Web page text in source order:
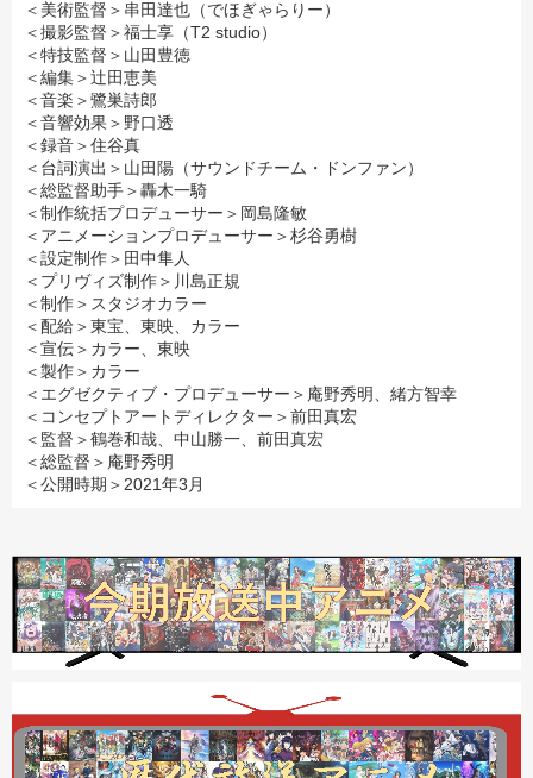
＜美術監督＞串田達也（でほぎゃらりー）
＜撮影監督＞福士享（T2 studio）
＜特技監督＞山田豊徳
＜編集＞辻田恵美
＜音楽＞鷺巣詩郎
＜音響効果＞野口透
＜録音＞住谷真
＜台詞演出＞山田陽（サウンドチーム・ドンファン）
＜総監督助手＞轟木一騎
＜制作統括プロデューサー＞岡島隆敏
＜アニメーションプロデューサー＞杉谷勇樹
＜設定制作＞田中隼人
＜プリヴィズ制作＞川島正規
＜制作＞スタジオカラー
＜配給＞東宝、東映、カラー
＜宣伝＞カラー、東映
＜製作＞カラー
＜エグゼクティブ・プロデューサー＞庵野秀明、緒方智幸
＜コンセプトアートディレクター＞前田真宏
＜監督＞鶴巻和哉、中山勝一、前田真宏
＜総監督＞庵野秀明
＜公開時期＞2021年3月